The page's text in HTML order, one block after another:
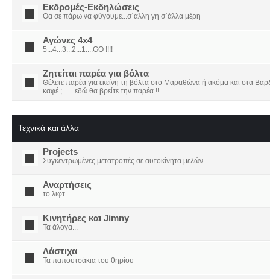
Εκδρομές-Εκδηλώσεις
Θα σε πάρω να φύγουμε...σ΄άλλη γη σ΄άλλα μέρη
Αγώνες 4x4
5...4...3...2...1....GO !!!!
Ζητείται παρέα για βόλτα
Θέλετε παρέα για εκείνη τη βόλτα στο Μαραθώνα ή ακόμα και στα
καφέ ; ......εδώ θα βρείτε την παρέα !!
Τεχνικά και άλλα
Projects
Συγκεντρωμένες μετατροπές σε αυτοκίνητα μελών
Αναρτήσεις
το λιφτ...
Κινητήρες και Jimny
Τα άλογα...
Λάστιχα
Τα παπουτσάκια του θηρίου